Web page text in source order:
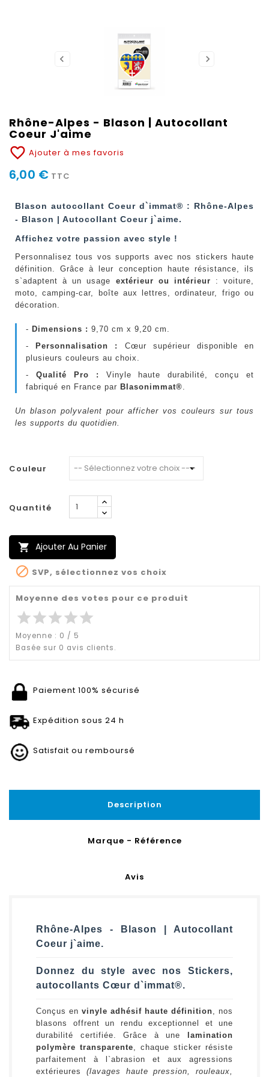
Rhône-Alpes - Blason | Autocollant
Coeur J'aime
favorite_border Ajouter à mes favoris
6,00 € TTC
Blason autocollant Coeur d`immat® : Rhône-Alpes
- Blason | Autocollant Coeur j`aime.
Affichez votre passion avec style !
Personnalisez tous vos supports avec nos stickers haute
définition. Grâce à leur conception haute résistance, ils
s`adaptent à un usage extérieur ou intérieur : voiture,
moto, camping-car, boîte aux lettres, ordinateur, frigo ou
décoration.
- Dimensions : 9,70 cm x 9,20 cm.
-
Personnalisation :
Cœur supérieur disponible en
plusieurs couleurs au choix.
- Qualité Pro :
Vinyle haute durabilité, conçu et
fabriqué en France par Blasonimmat®
Un blason polyvalent pour afficher vos couleurs sur tous
les supports du quotidien.
Couleur
Quantité
 Ajouter Au Panier
 SVP, sélectionnez vos choix
Moyenne des votes pour ce produit
starstarstarstarstar
Moyenne : 0 / 5
Basée sur 0 avis clients.
Paiement 100% sécurisé
Expédition sous 24 h
Satisfait ou remboursé
Description
Marque - Référence
Avis
Rhône-Alpes - Blason | Autocollant
Coeur j`aime.
Donnez du style avec nos Stickers,
autocollants Cœur d`immat®.
Conçus en vinyle adhésif haute définition , nos
blasons offrent un rendu exceptionnel et une
durabilité certifiée. Grâce à une
lamination
polymère transparente , chaque sticker résiste
parfaitement à l`abrasion et aux agressions
extérieures (lavages haute pression, rouleaux,